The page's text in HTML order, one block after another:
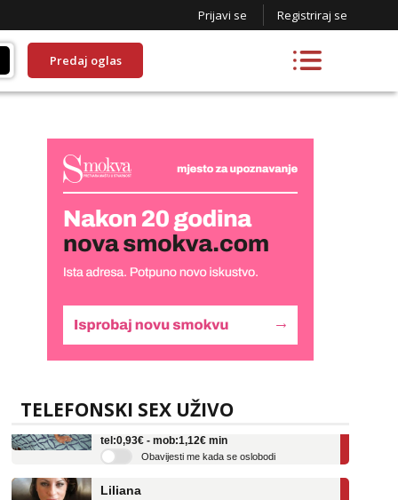
Prijavi se Registriraj se
Predaj oglas
TELEFONSKI SEX UŽIVO
Tel:064/677-677- Kod: #136
Obavijesti me kada se oslobodi
Razgovaram :)